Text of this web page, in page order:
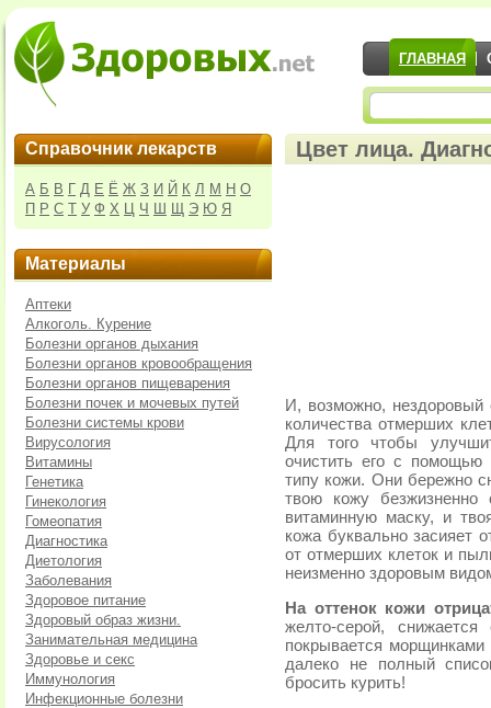
ГЛАВНАЯ
Справочник лекарств
А Б В Г Д Е Ё Ж З И Й К Л М Н О
П Р С Т У Ф Х Ц Ч Ш Щ Э Ю Я
Материалы
Аптеки
Алкоголь. Курение
Болезни органов дыхания
Болезни органов кровообращения
Болезни органов пищеварения
Болезни почек и мочевых путей
Болезни системы крови
Вирусология
Витамины
Генетика
Гинекология
Гомеопатия
Диагностика
Диетология
Заболевания
Здоровое питание
Здоровый образ жизни.
Занимательная медицина
Здоровье и секс
Иммунология
Инфекционные болезни
Цвет лица.
И, возможно, нездоровый
количества отмерших
Для того чтобы
очистить его с помощью
типу кожи. Они бережно
твою кожу безжизненно
витаминную маску, и
кожа буквально засияет
от отмерших клеток и
неизменно здоровым
На оттенок кожи
желто-серой,
покрывается
далеко не полный
бросить курить!